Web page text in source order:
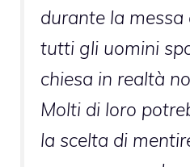
durante la messa
tutti gli uomini
chiesa in realtà
Molti di loro
la scelta di